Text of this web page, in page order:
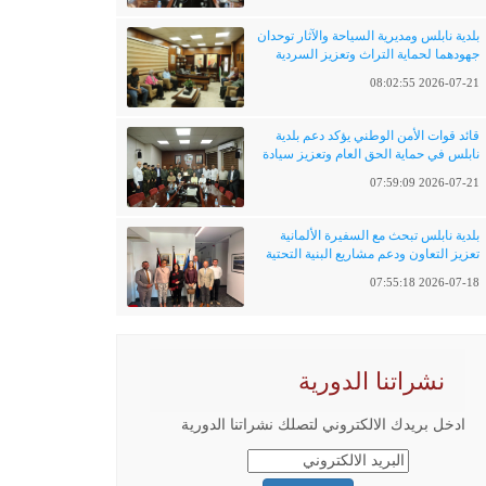
بلدية نابلس ومديرية السياحة والآثار توحدان
جهودهما لحماية التراث وتعزيز السردية
2026-07-21 08:02:55
قائد قوات الأمن الوطني يؤكد دعم بلدية
نابلس في حماية الحق العام وتعزيز سيادة
2026-07-21 07:59:09
بلدية نابلس تبحث مع السفيرة الألمانية
تعزيز التعاون ودعم مشاريع البنية التحتية
2026-07-18 07:55:18
نشراتنا الدورية
ادخل بريدك الالكتروني لتصلك نشراتنا الدورية